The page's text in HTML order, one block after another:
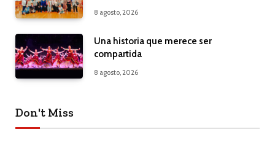
8 agosto, 2026
Una historia que merece ser
compartida
8 agosto, 2026
Don't Miss